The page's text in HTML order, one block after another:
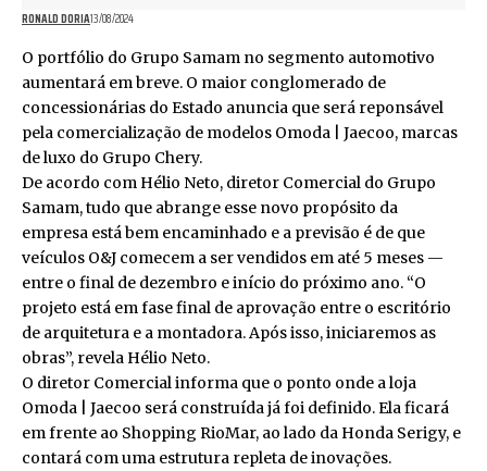
RONALD DORIA13/08/2024
O portfólio do Grupo Samam no segmento automotivo
aumentará em breve. O maior conglomerado de
concessionárias do Estado anuncia que será reponsável
pela comercialização de modelos Omoda | Jaecoo, marcas
de luxo do Grupo Chery.
De acordo com Hélio Neto, diretor Comercial do Grupo
Samam, tudo que abrange esse novo propósito da
empresa está bem encaminhado e a previsão é de que
veículos O&J comecem a ser vendidos em até 5 meses —
entre o final de dezembro e início do próximo ano. “O
projeto está em fase final de aprovação entre o escritório
de arquitetura e a montadora. Após isso, iniciaremos as
obras”, revela Hélio Neto.
O diretor Comercial informa que o ponto onde a loja
Omoda | Jaecoo será construída já foi definido. Ela ficará
em frente ao Shopping RioMar, ao lado da Honda Serigy, e
contará com uma estrutura repleta de inovações.